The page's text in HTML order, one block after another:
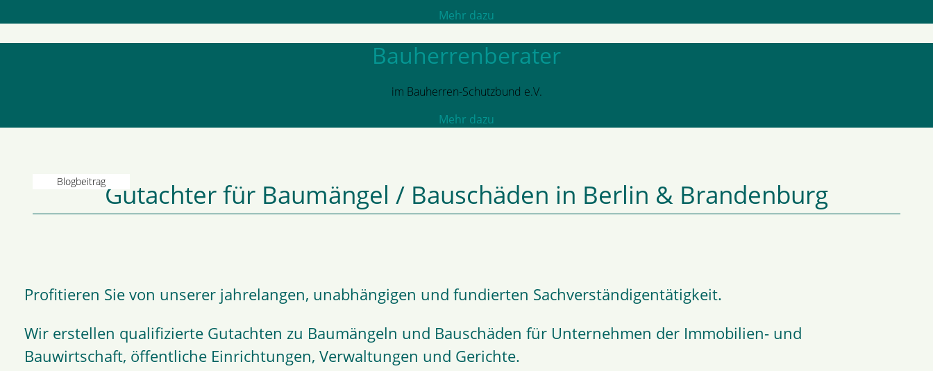
Mehr dazu
Bauherrenberater
im Bauherren-Schutzbund e.V.
Mehr dazu
Gutachter für Baumängel / Bauschäden in Berlin & Brandenburg
Profitieren Sie von unserer jahrelangen, unabhängigen und fundierten Sachverständigentätigkeit.
Wir erstellen qualifizierte Gutachten zu Baumängeln und Bauschäden für Unternehmen der Immobilien- und
Bauwirtschaft, öffentliche Einrichtungen, Verwaltungen und Gerichte.